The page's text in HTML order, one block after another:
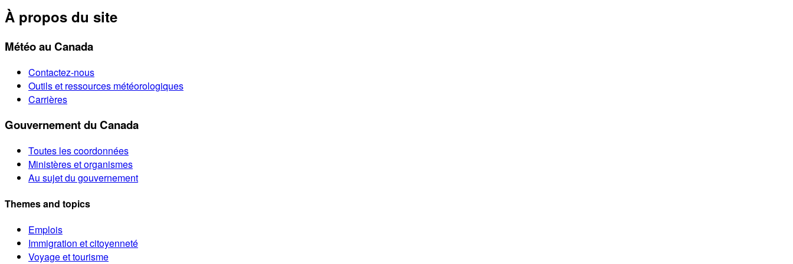
À propos du site
Météo au Canada
Contactez-nous
Outils et ressources météorologiques
Carrières
Gouvernement du Canada
Toutes les coordonnées
Ministères et organismes
Au sujet du gouvernement
Themes and topics
Emplois
Immigration et citoyenneté
Voyage et tourisme